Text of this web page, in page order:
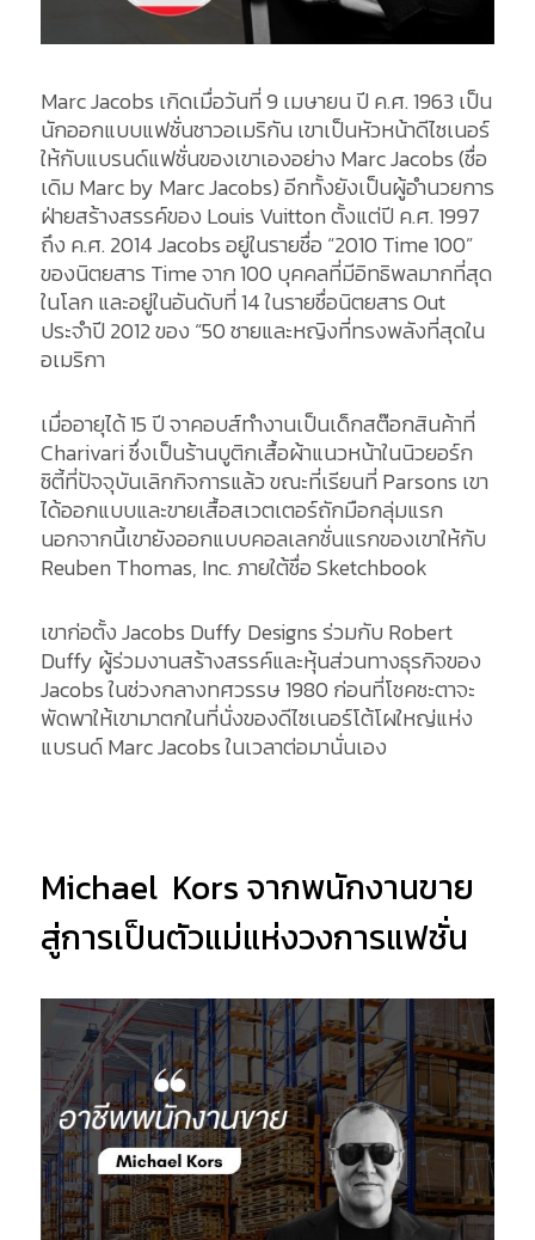
Marc Jacobs เกิดเมื่อวันที่ 9 เมษายน ปี ค.ศ. 1963 เป็น
นักออกแบบแฟชั่นชาวอเมริกัน เขาเป็นหัวหน้าดีไซเนอร์
ให้กับแบรนด์แฟชั่นของเขาเองอย่าง Marc Jacobs (ชื่อ
เดิม Marc by Marc Jacobs) อีกทั้งยังเป็นผู้อำนวยการ
ฝ่ายสร้างสรรค์ของ Louis Vuitton ตั้งแต่ปี ค.ศ. 1997
ถึง ค.ศ. 2014 Jacobs อยู่ในรายชื่อ “2010 Time 100”
ของนิตยสาร Time จาก 100 บุคคลที่มีอิทธิพลมากที่สุด
ในโลก และอยู่ในอันดับที่ 14 ในรายชื่อนิตยสาร Out
ประจำปี 2012 ของ “50 ชายและหญิงที่ทรงพลังที่สุดใน
อเมริกา
เมื่ออายุได้ 15 ปี จาคอบส์ทำงานเป็นเด็กสต๊อกสินค้าที่
Charivari ซึ่งเป็นร้านบูติกเสื้อผ้าแนวหน้าในนิวยอร์ก
ซิตี้ที่ปัจจุบันเลิกกิจการแล้ว ขณะที่เรียนที่ Parsons เขา
ได้ออกแบบและขายเสื้อสเวตเตอร์ถักมือกลุ่มแรก
นอกจากนี้เขายังออกแบบคอลเลกชั่นแรกของเขาให้กับ
Reuben Thomas, Inc. ภายใต้ชื่อ Sketchbook
เขาก่อตั้ง Jacobs Duffy Designs ร่วมกับ Robert
Duffy ผู้ร่วมงานสร้างสรรค์และหุ้นส่วนทางธุรกิจของ
Jacobs ในช่วงกลางทศวรรษ 1980 ก่อนที่โชคชะตาจะ
พัดพาให้เขามาตกในที่นั่งของดีไซเนอร์โต้โผใหญ่แห่ง
แบรนด์ Marc Jacobs ในเวลาต่อมานั่นเอง
Michael Kors จากพนักงานขาย
สู่การเป็นตัวแม่แห่งวงการแฟชั่น